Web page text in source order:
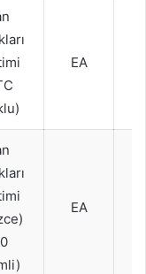
EA
EA